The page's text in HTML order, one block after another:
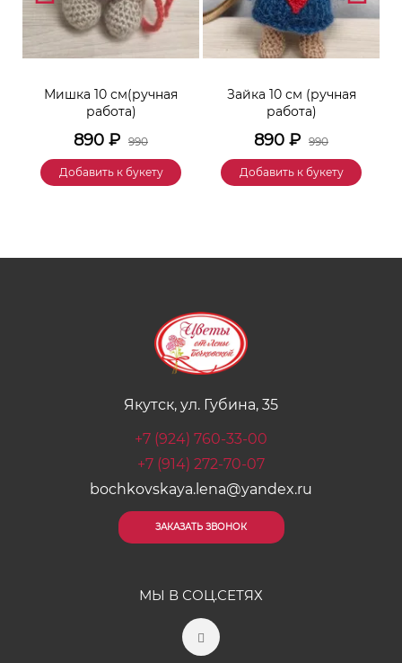
Мишка 10 см(ручная
работа)
890 ₽ 990
Добавить к букету
Зайка 10 см (ручная
работа)
890 ₽ 990
Добавить к букету
Якутск, ул. Губина, 35
+7 (924) 760-33-00
+7 (914) 272-70-07
bochkovskaya.lena@yandex.ru
ЗАКАЗАТЬ ЗВОНОК
МЫ В СОЦ.СЕТЯХ